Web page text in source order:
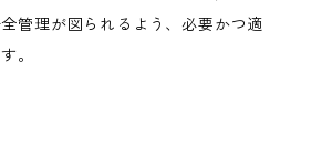
管理が図られるよう、必要かつ適
。